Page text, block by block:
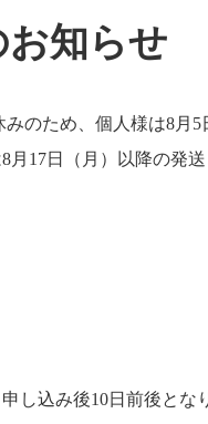
知らせ
のため、個人様は8
17日（月）以降の発
し込み後10日前後とな